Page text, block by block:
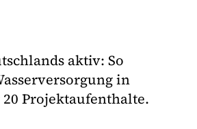
aktiv: So
in
Projektaufenthalte.